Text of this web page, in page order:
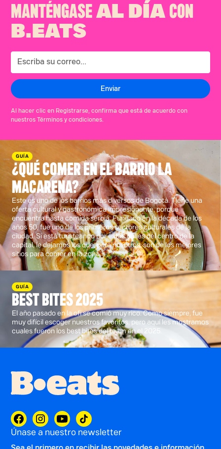
MANTÉNGASE AL DÍA CON
B.EATS
Al hacer clic en Registrarse, confirma que está de acuerdo con
nuestros Términos y condiciones.
GUÍA
¿QUÉ COMER EN EL BARRIO LA
MACARENA?
Este es uno de los barrios más diversos de Bogotá. Tiene una
oferta cultural y gastronómica impresionante, porque
encuentra hasta comida serbia. Fundado en la década de los
años 50, fue uno de los primeros sectores culturales de la
ciudad. Si está turisteando por estas calles del centro de la
capital, le dejamos los que, para nosotros, son de los mejores
sitios para comer en la zona.
GUÍA
BEST BITES 2025
El año pasado en la ofi se comió muy rico. Como siempre, fue
muy difícil escoger nuestros favoritos, pero aquí les mostramos
cuales fueron los best bites del team en el 2025.
Únase a nuestro newsletter